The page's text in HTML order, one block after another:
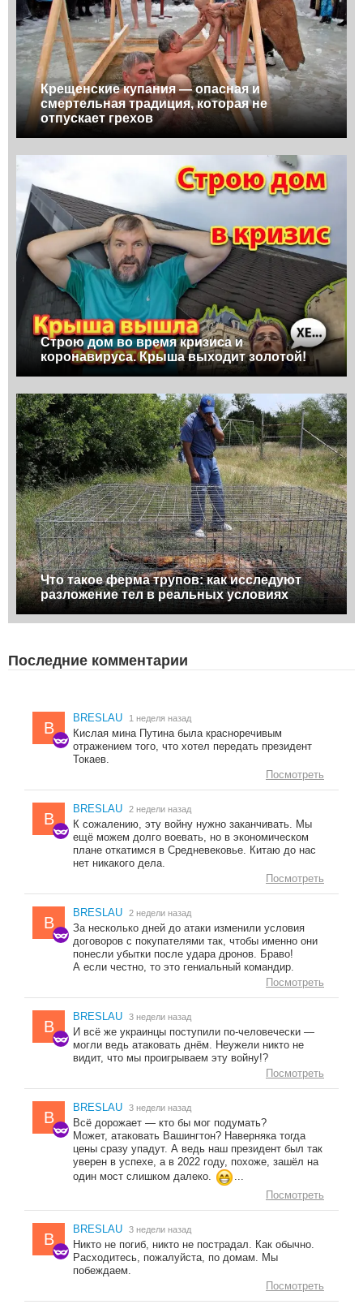
Крещенские купания — опасная и
смертельная традиция, которая не
отпускает грехов
Строю дом во время кризиса и
коронавируса. Крыша выходит золотой!
Что такое ферма трупов: как исследуют
разложение тел в реальных условиях
Последние комментарии
B
BRESLAU 1 неделя назад
Кислая мина Путина была красноречивым
отражением того, что хотел передать президент
Токаев.
Посмотреть
B
BRESLAU 2 недели назад
К сожалению, эту войну нужно заканчивать. Мы
ещё можем долго воевать, но в экономическом
плане откатимся в Средневековье. Китаю до нас
нет никакого дела.
Посмотреть
B
BRESLAU 2 недели назад
За несколько дней до атаки изменили условия
договоров с покупателями так, чтобы именно они
понесли убытки после удара дронов. Браво!
А если честно, то это гениальный командир.
Посмотреть
B
BRESLAU 3 недели назад
И всё же украинцы поступили по-человечески —
могли ведь атаковать днём. Неужели никто не
видит, что мы проигрываем эту войну!?
Посмотреть
B
BRESLAU 3 недели назад
Всё дорожает — кто бы мог подумать?
Может, атаковать Вашингтон? Наверняка тогда
цены сразу упадут. А ведь наш президент был так
уверен в успехе, а в 2022 году, похоже, зашёл на
один мост слишком далеко.
...
Посмотреть
B
BRESLAU 3 недели назад
Никто не погиб, никто не пострадал. Как обычно.
Расходитесь, пожалуйста, по домам. Мы
побеждаем.
Посмотреть